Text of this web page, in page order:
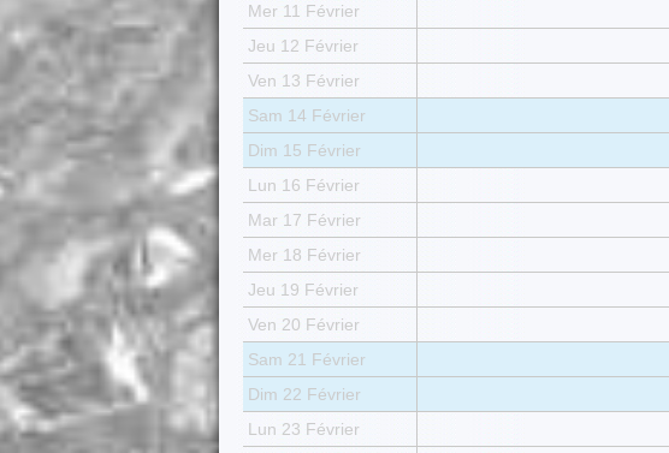
Mer 11 Février
Jeu 12 Février
Ven 13 Février
Sam 14 Février
Dim 15 Février
Lun 16 Février
Mar 17 Février
Mer 18 Février
Jeu 19 Février
Ven 20 Février
Sam 21 Février
Dim 22 Février
Lun 23 Février